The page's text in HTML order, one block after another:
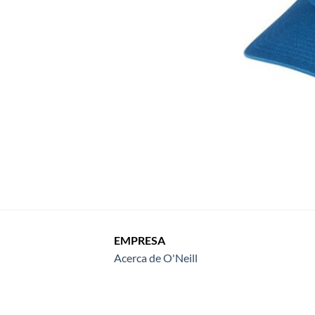
EMPRESA
Acerca de O'Neill